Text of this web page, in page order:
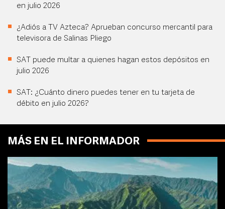
en julio 2026
¿Adiós a TV Azteca? Aprueban concurso mercantil para
televisora de Salinas Pliego
SAT puede multar a quienes hagan estos depósitos en
julio 2026
SAT: ¿Cuánto dinero puedes tener en tu tarjeta de
débito en julio 2026?
MÁS EN EL INFORMADOR